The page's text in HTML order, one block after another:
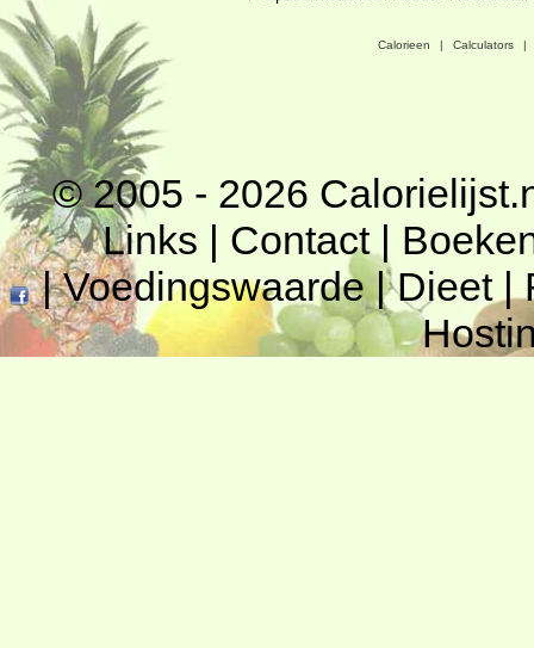
Calorieen | Calculators |
© 2005 - 2026
Links | Contact|
|Voedingswaarde|Dieet|